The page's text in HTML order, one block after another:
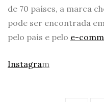
de 70 países, a marca
pode ser encontrada
pelo país e pelo e-
Instagram